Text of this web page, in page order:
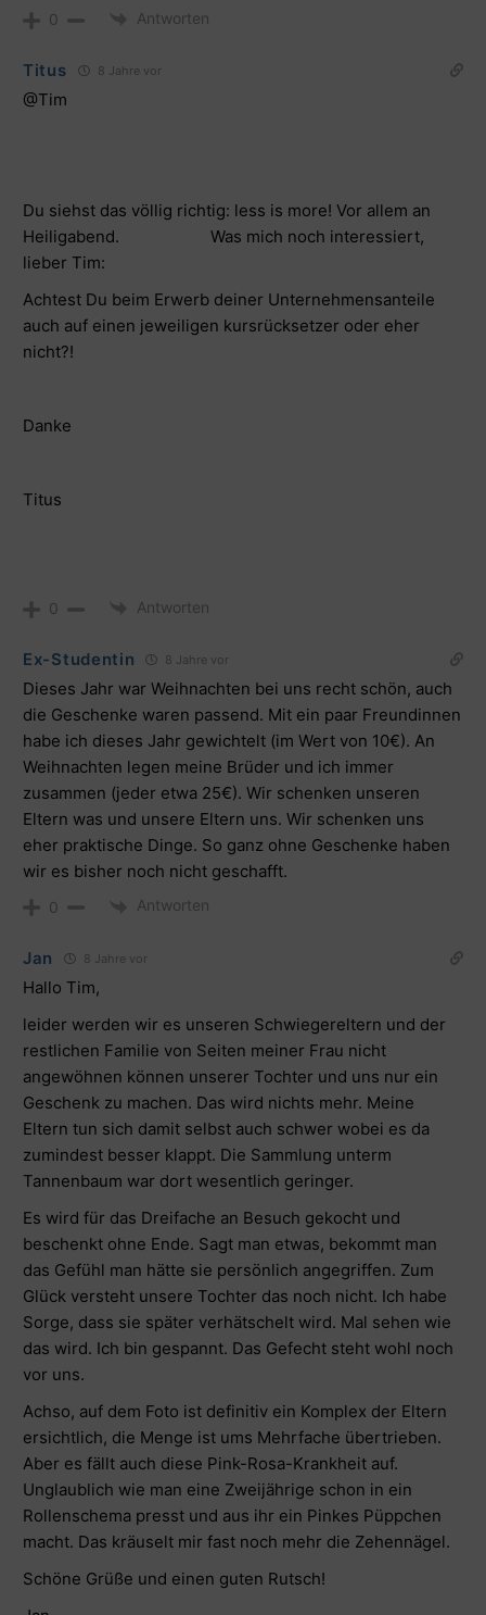
0 Antworten
Titus 8 Jahre vor
@Tim
Du siehst das völlig richtig: less is more! Vor allem an
Heiligabend. Was mich noch interessiert,
lieber Tim:
Achtest Du beim Erwerb deiner Unternehmensanteile
auch auf einen jeweiligen kursrücksetzer oder eher
nicht?!
Danke
Titus
0 Antworten
Ex-Studentin 8 Jahre vor
Dieses Jahr war Weihnachten bei uns recht schön, auch
die Geschenke waren passend. Mit ein paar Freundinnen
habe ich dieses Jahr gewichtelt (im Wert von 10€). An
Weihnachten legen meine Brüder und ich immer
zusammen (jeder etwa 25€). Wir schenken unseren
Eltern was und unsere Eltern uns. Wir schenken uns
eher praktische Dinge. So ganz ohne Geschenke haben
wir es bisher noch nicht geschafft.
0 Antworten
Jan 8 Jahre vor
Hallo Tim,
leider werden wir es unseren Schwiegereltern und der
restlichen Familie von Seiten meiner Frau nicht
angewöhnen können unserer Tochter und uns nur ein
Geschenk zu machen. Das wird nichts mehr. Meine
Eltern tun sich damit selbst auch schwer wobei es da
zumindest besser klappt. Die Sammlung unterm
Tannenbaum war dort wesentlich geringer.
Es wird für das Dreifache an Besuch gekocht und
beschenkt ohne Ende. Sagt man etwas, bekommt man
das Gefühl man hätte sie persönlich angegriffen. Zum
Glück versteht unsere Tochter das noch nicht. Ich habe
Sorge, dass sie später verhätschelt wird. Mal sehen wie
das wird. Ich bin gespannt. Das Gefecht steht wohl noch
vor uns.
Achso, auf dem Foto ist definitiv ein Komplex der Eltern
ersichtlich, die Menge ist ums Mehrfache übertrieben.
Aber es fällt auch diese Pink-Rosa-Krankheit auf.
Unglaublich wie man eine Zweijährige schon in ein
Rollenschema presst und aus ihr ein Pinkes Püppchen
macht. Das kräuselt mir fast noch mehr die Zehennägel.
Schöne Grüße und einen guten Rutsch!